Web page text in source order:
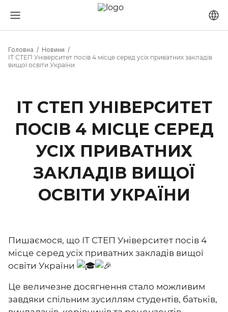
Головна
Новини
ІТ СТЕП Університет посів 4 місце серед усіх приватних закладів
вищої освіти України
ІТ СТЕП УНІВЕРСИТЕТ
ПОСІВ 4 МІСЦЕ СЕРЕД
УСІХ ПРИВАТНИХ
ЗАКЛАДІВ ВИЩОЇ
ОСВІТИ УКРАЇНИ
Пишаємося, що ІТ СТЕП Університет посів 4
місце серед усіх приватних закладів вищої
освіти України
Це величезне досягнення стало можливим
завдяки спільним зусиллям студентів, батьків,